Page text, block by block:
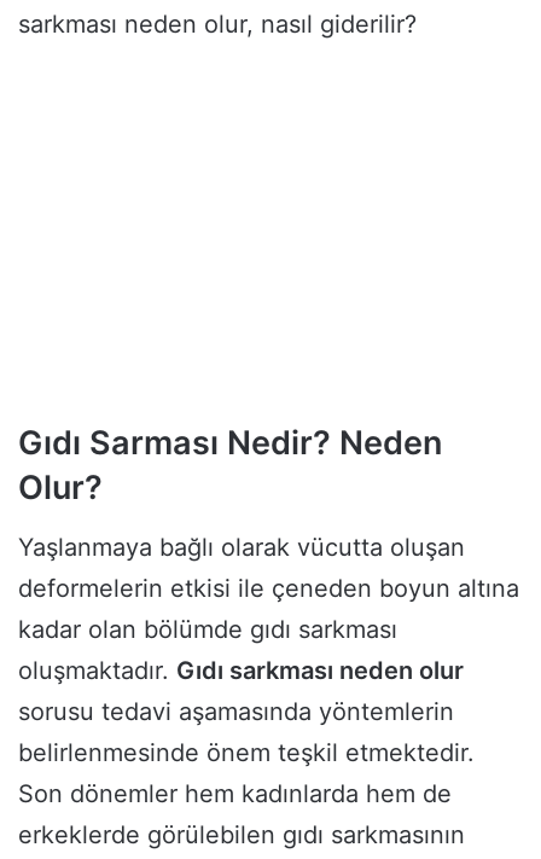
sarkması neden olur, nasıl giderilir?
Gıdı Sarması Nedir? Neden
Olur?
Yaşlanmaya bağlı olarak vücutta oluşan
deformelerin etkisi ile çeneden boyun altına
kadar olan bölümde gıdı sarkması
oluşmaktadır. Gıdı sarkması neden olur
sorusu tedavi aşamasında yöntemlerin
belirlenmesinde önem teşkil etmektedir.
Son dönemler hem kadınlarda hem de
erkeklerde görülebilen gıdı sarkmasının